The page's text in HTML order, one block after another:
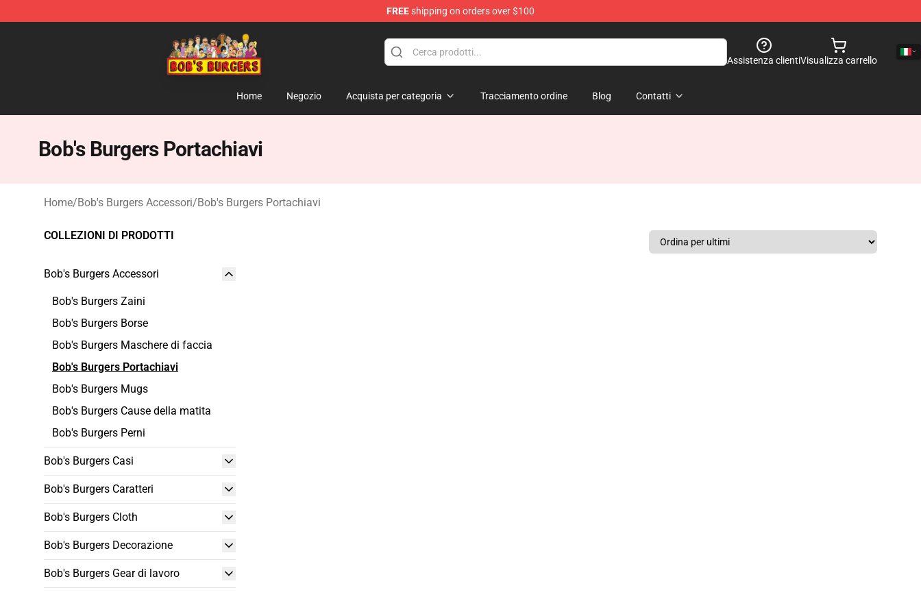
FREEshipping on orders over $100
Bob's Burgers Store - Official Bob's Burgers Merchandise Shop
Assistenza clientiVisualizza carrello
Home Negozio Acquista per categoria Tracciamento ordine Blog Contatti
Bob's Burgers Portachiavi
Home/Bob's Burgers Accessori/Bob's Burgers Portachiavi
COLLEZIONI DI PRODOTTI
Bob's Burgers Accessori
Bob's Burgers Zaini
Bob's Burgers Borse
Bob's Burgers Maschere di faccia
Bob's Burgers Portachiavi
Bob's Burgers Mugs
Bob's Burgers Cause della matita
Bob's Burgers Perni
Bob's Burgers Casi
Bob's Burgers Caratteri
Bob's Burgers Cloth
Bob's Burgers Decorazione
Bob's Burgers Gear di lavoro